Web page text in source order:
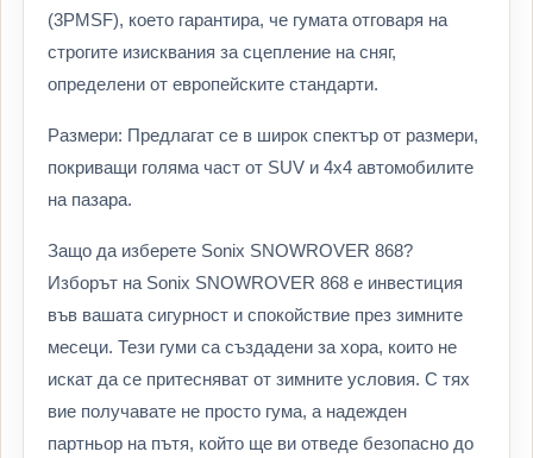
(3PMSF), което гарантира, че гумата отговаря на
строгите изисквания за сцепление на сняг,
определени от европейските стандарти.
Размери: Предлагат се в широк спектър от размери,
покриващи голяма част от SUV и 4х4 автомобилите
на пазара.
Защо да изберете Sonix SNOWROVER 868?
Изборът на Sonix SNOWROVER 868 е инвестиция
във вашата сигурност и спокойствие през зимните
месеци. Тези гуми са създадени за хора, които не
искат да се притесняват от зимните условия. С тях
вие получавате не просто гума, а надежден
партньор на пътя, който ще ви отведе безопасно до